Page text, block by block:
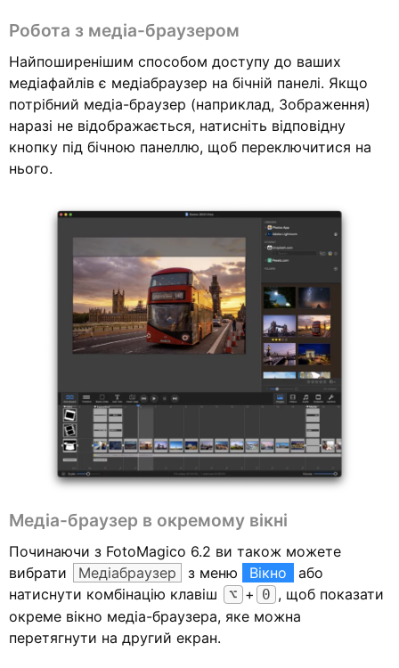
Робота з медіа-браузером
Найпоширенішим способом доступу до ваших
медіафайлів є медіабраузер на бічній панелі. Якщо
потрібний медіа-браузер (наприклад, Зображення)
наразі не відображається, натисніть відповідну
кнопку під бічною панеллю, щоб переключитися на
нього.
Медіа-браузер в окремому вікні
Починаючи з FotoMagico 6.2 ви також можете
вибрати
Медіабраузер з меню Вікно
або
натиснути комбінацію клавіш
⌥ + 0 , щоб показати
окреме вікно медіа-браузера, яке можна
перетягнути на другий екран.